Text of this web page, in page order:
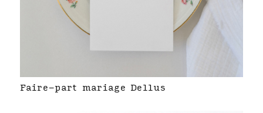
Faire-part mariage Dellus